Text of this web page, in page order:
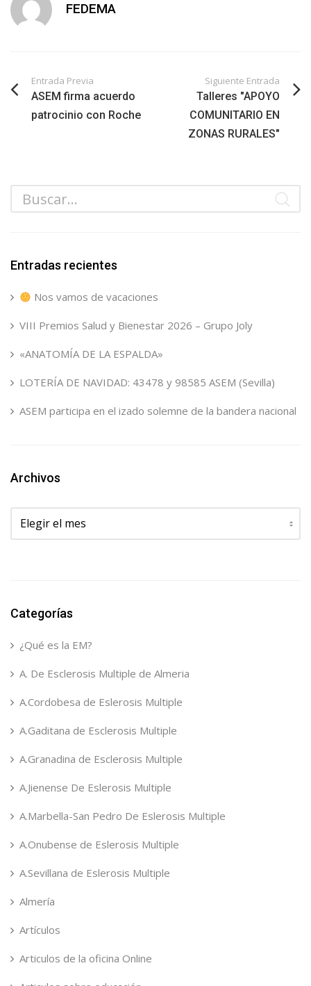
FEDEMA
Entrada Previa
ASEM firma acuerdo
patrocinio con Roche
Siguiente Entrada
Talleres "APOYO
COMUNITARIO EN
ZONAS RURALES"
Entradas recientes
Nos vamos de vacaciones
VIII Premios Salud y Bienestar 2026 – Grupo Joly
«ANATOMÍA DE LA ESPALDA»
LOTERÍA DE NAVIDAD: 43478 y 98585 ASEM (Sevilla)
ASEM participa en el izado solemne de la bandera nacional
Archivos
Archivos
Categorías
¿Qué es la EM?
A. De Esclerosis Multiple de Almeria
A.Cordobesa de Eslerosis Multiple
A.Gaditana de Esclerosis Multiple
A.Granadina de Esclerosis Multiple
A.Jienense De Eslerosis Multiple
A.Marbella-San Pedro De Eslerosis Multiple
A.Onubense de Eslerosis Multiple
A.Sevillana de Eslerosis Multiple
Almería
Artículos
Articulos de la oficina Online